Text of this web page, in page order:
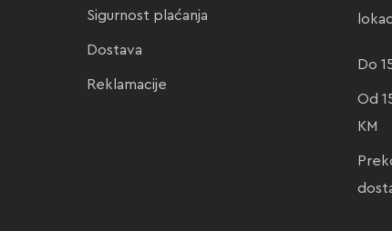
Sigurnost plaćanja
Dostava
Reklamacije
Do
Od
KM